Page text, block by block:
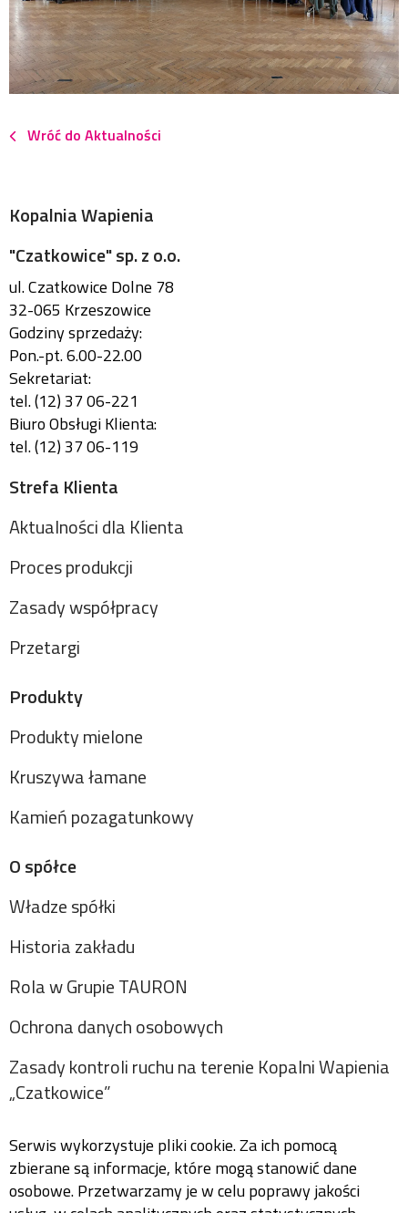
Wróć do Aktualności
Kopalnia Wapienia
"Czatkowice" sp. z o.o.
ul. Czatkowice Dolne 78
32-065 Krzeszowice
Godziny sprzedaży:
Pon.-pt. 6.00-22.00
Sekretariat:
tel. (12) 37 06-221
Biuro Obsługi Klienta:
tel. (12) 37 06-119
Strefa Klienta
Aktualności dla Klienta
Proces produkcji
Zasady współpracy
Przetargi
Produkty
Produkty mielone
Kruszywa łamane
Kamień pozagatunkowy
O spółce
Władze spółki
Historia zakładu
Rola w Grupie TAURON
Ochrona danych osobowych
Zasady kontroli ruchu na terenie Kopalni Wapienia
„Czatkowice”
Serwis wykorzystuje pliki cookie. Za ich pomocą
zbierane są informacje, które mogą stanowić dane
osobowe. Przetwarzamy je w celu poprawy jakości